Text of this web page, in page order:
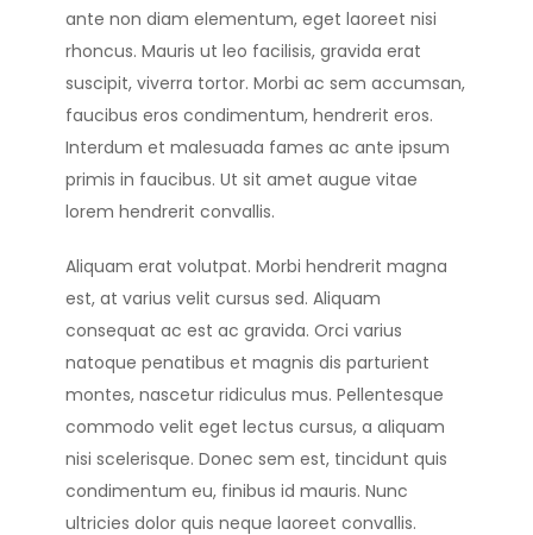
ante non diam elementum, eget laoreet nisi
rhoncus. Mauris ut leo facilisis, gravida erat
suscipit, viverra tortor. Morbi ac sem accumsan,
faucibus eros condimentum, hendrerit eros.
Interdum et malesuada fames ac ante ipsum
primis in faucibus. Ut sit amet augue vitae
lorem hendrerit convallis.
Aliquam erat volutpat. Morbi hendrerit magna
est, at varius velit cursus sed. Aliquam
consequat ac est ac gravida. Orci varius
natoque penatibus et magnis dis parturient
montes, nascetur ridiculus mus. Pellentesque
commodo velit eget lectus cursus, a aliquam
nisi scelerisque. Donec sem est, tincidunt quis
condimentum eu, finibus id mauris. Nunc
ultricies dolor quis neque laoreet convallis.